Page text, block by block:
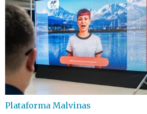
Plataforma Malvinas